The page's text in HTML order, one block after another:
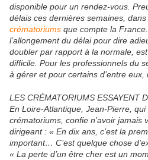
disponible pour un rendez-vous.
délais ces dernières semaines,
crématoriums que compte la
l’allongement du délai pour dire
doubler par rapport à la normale,
difficile. Pour les professionnels du
à gérer et pour certains d’entre eux,
LES CRÉMATORIUMS ESSAYENT
En Loire-Atlantique, Jean-Pierre, qui
crématoriums, confie n’avoir jamais
dirigeant : « En dix ans, c’est la
important… C’est quelque chose
« La perte d’un être cher est un